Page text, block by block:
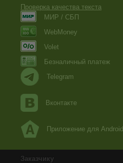
Проверка качества текста
МИР / СБП
WebMoney
Volet
Безналичный платеж
Telegram
Вконтакте
Приложение для Android
Заказчику